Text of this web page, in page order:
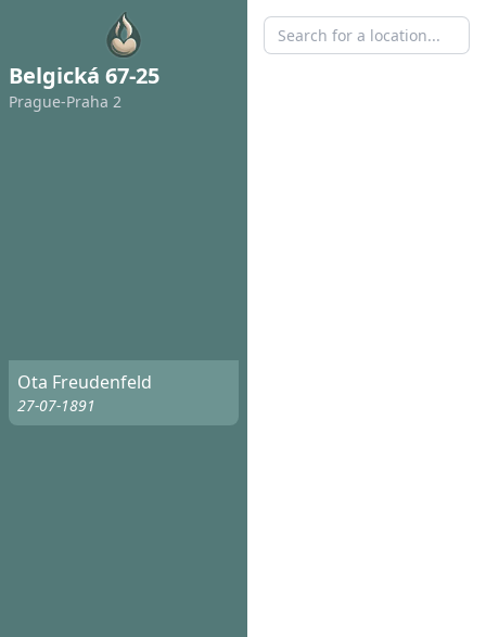
Belgická 67-25
Prague-Praha 2
Ota Freudenfeld
27-07-1891